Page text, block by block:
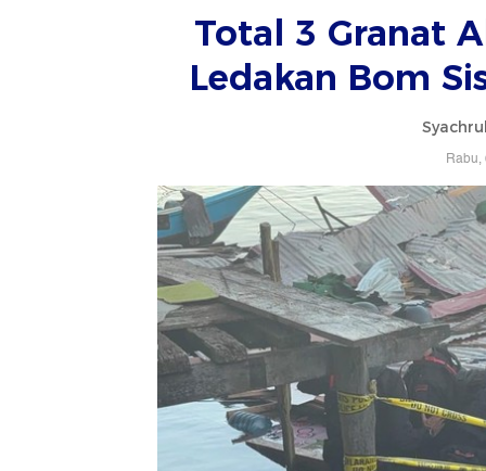
Total 3 Granat
Ledakan Bom
Rabu,